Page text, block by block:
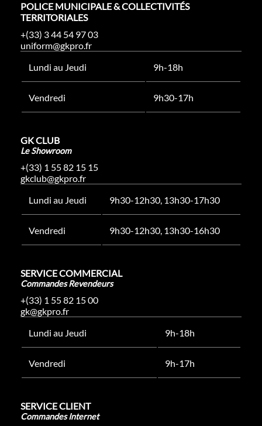
POLICE MUNICIPALE & COLLECTIVITÉS
TERRITORIALES
+(33) 3 44 54 97 03
uniform@gkpro.fr
Lundi au Jeudi
9h-18h
Vendredi 9h30-17h
GK CLUB
Le Showroom
+(33) 1 55 82 15 15
gkclub@gkpro.fr
Lundi au Jeudi
9h30-12h30, 13h30-17h30
Vendredi 9h30-12h30, 13h30-16h30
SERVICE COMMERCIAL
Commandes Revendeurs
+(33) 1 55 82 15 00
gk@gkpro.fr
Lundi au Jeudi
9h-18h
Vendredi 9h-17h
SERVICE CLIENT
Commandes Internet